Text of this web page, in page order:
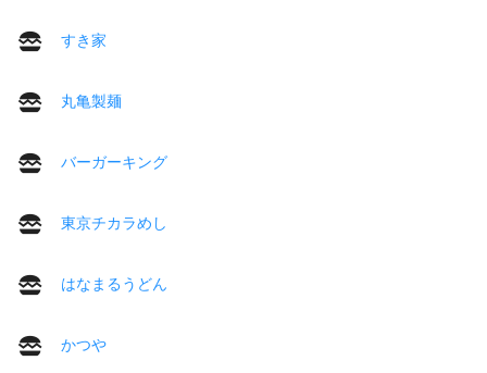
すき家
丸亀製麺
バーガーキング
東京チカラめし
はなまるうどん
かつや